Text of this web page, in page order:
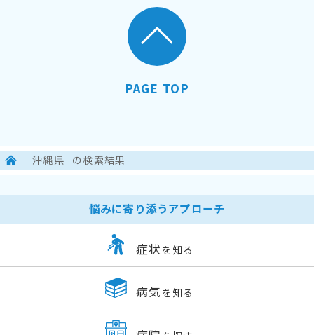
PAGE TOP
沖縄県 の検索結果
悩みに寄り添うアプローチ
症状 を知る
病気 を知る